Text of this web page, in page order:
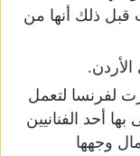
قبل ذلك أنها من
لفرنسا لتعمل
أحد الفنانيين
وجهها